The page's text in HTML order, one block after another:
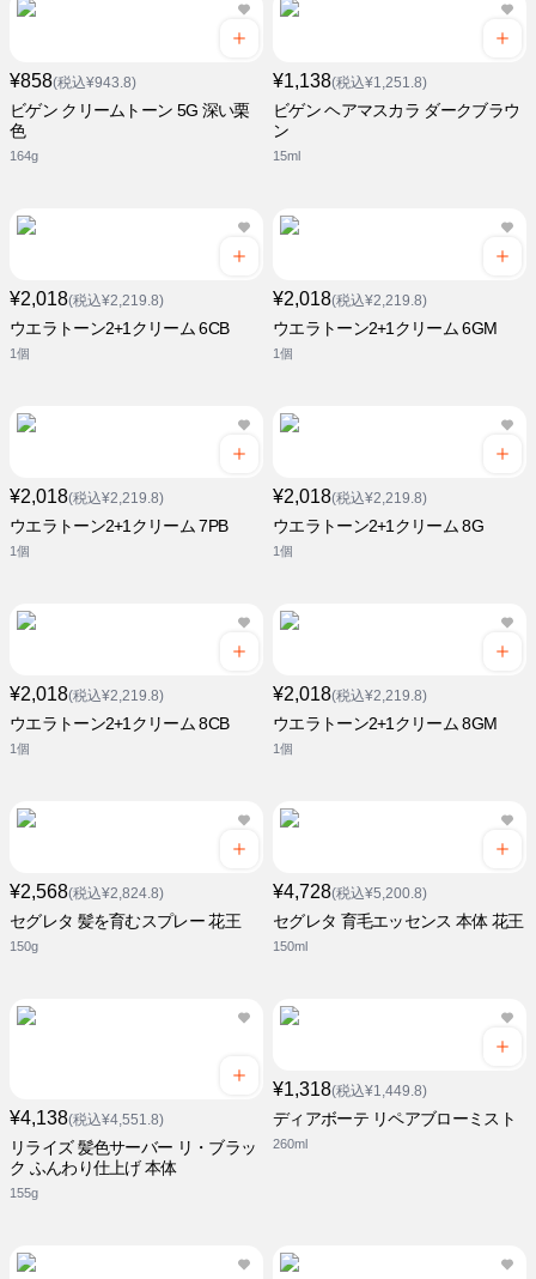
¥858(税込¥943.8)
ビゲン クリームトーン 5G 深い栗
色
164g
¥1,138(税込¥1,251.8)
ビゲン ヘアマスカラ ダークブラウ
ン
15ml
¥2,018(税込¥2,219.8)
ウエラトーン2+1クリーム 6CB
1個
¥2,018(税込¥2,219.8)
ウエラトーン2+1クリーム 6GM
1個
¥2,018(税込¥2,219.8)
ウエラトーン2+1クリーム 7PB
1個
¥2,018(税込¥2,219.8)
ウエラトーン2+1クリーム 8G
1個
¥2,018(税込¥2,219.8)
ウエラトーン2+1クリーム 8CB
1個
¥2,018(税込¥2,219.8)
ウエラトーン2+1クリーム 8GM
1個
¥2,568(税込¥2,824.8)
セグレタ 髪を育むスプレー 花王
150g
¥4,728(税込¥5,200.8)
セグレタ 育毛エッセンス 本体 花王
150ml
¥4,138(税込¥4,551.8)
リライズ 髪色サーバー リ・ブラッ
ク ふんわり仕上げ 本体
155g
¥1,318(税込¥1,449.8)
ディアボーテ リペアブローミスト
260ml